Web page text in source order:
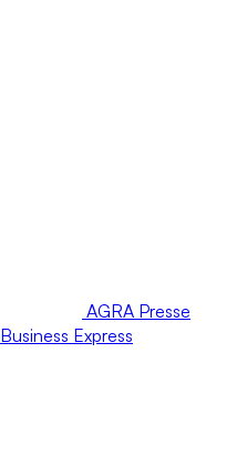
AGRA Presse
Business Express